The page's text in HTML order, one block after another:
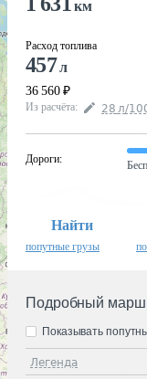
км
Расход топлива
457л
36 560 ₽
Из расчёта: 28 л/
Дороги:
Найти
попутные грузы
Подробный
Легенда
Показывать